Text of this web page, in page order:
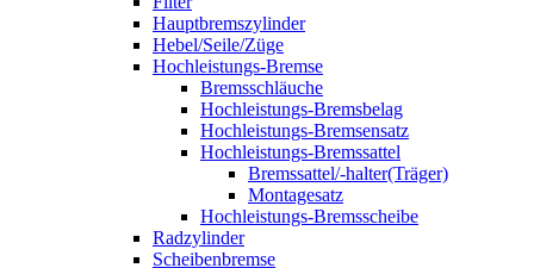
Hauptbremszylinder
Hebel/Seile/Züge
Hochleistungs-Bremse
Bremsschläuche
Hochleistungs-Bremsbelag
Hochleistungs-Bremsensatz
Hochleistungs-Bremssattel
Bremssattel/-halter(Träger)
Montagesatz
Hochleistungs-Bremsscheibe
Radzylinder
Scheibenbremse